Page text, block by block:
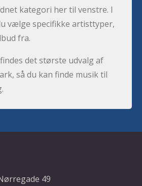
kategori her til venstre. I
vælge specifikke artisttyper,
fra.
det største udvalg af
så du kan finde musik til
49